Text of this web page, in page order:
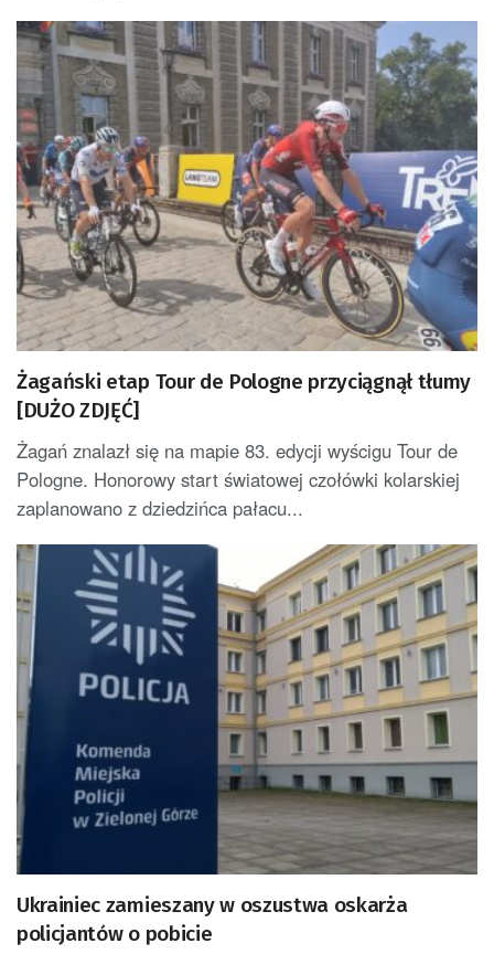
Żagański etap Tour de Pologne przyciągnął tłumy
[DUŻO ZDJĘĆ]
Żagań znalazł się na mapie 83. edycji wyścigu Tour de
Pologne. Honorowy start światowej czołówki kolarskiej
zaplanowano z dziedzińca pałacu...
Ukrainiec zamieszany w oszustwa oskarża
policjantów o pobicie